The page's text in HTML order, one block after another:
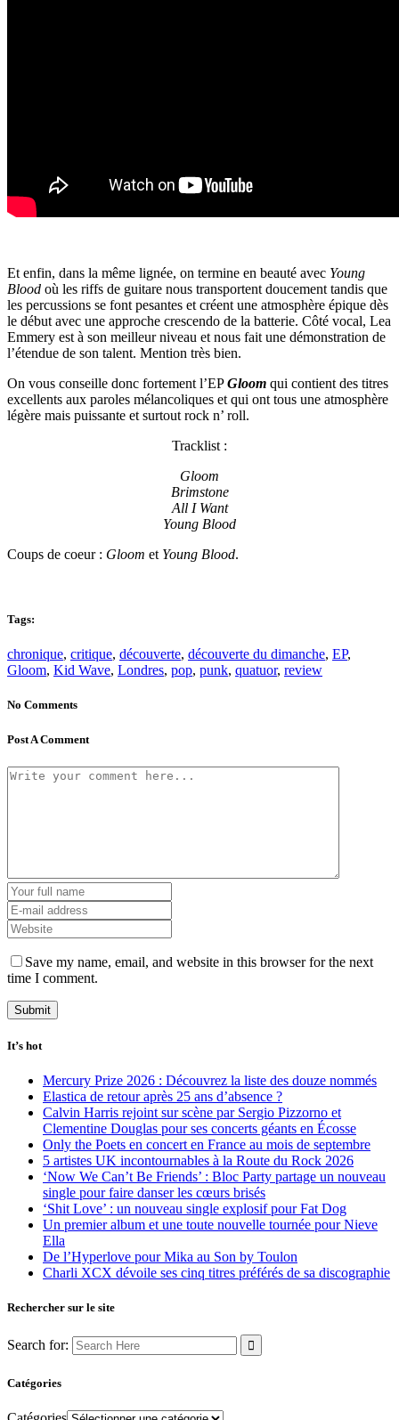
Et enfin, dans la même lignée, on termine en beauté avec Young
Blood où les riffs de guitare nous transportent doucement tandis que
les percussions se font pesantes et créent une atmosphère épique dès
le début avec une approche crescendo de la batterie. Côté vocal, Lea
Emmery est à son meilleur niveau et nous fait une démonstration de
l’étendue de son talent. Mention très bien.
On vous conseille donc fortement l’EPGloom qui contient des titres
excellents aux paroles mélancoliques et qui ont tous une atmosphère
légère mais puissante et surtout rock n’ roll.
Tracklist :
Gloom
Brimstone
All I Want
Young Blood
Coups de coeur : Gloom et Young Blood.
Tags:
chronique, critique, découverte, découverte du dimanche, EP,
Gloom, Kid Wave, Londres, pop, punk, quatuor, review
No Comments
Post A Comment
Save my name, email, and website in this browser for the next
time I comment.
It’s hot
Mercury Prize 2026 : Découvrez la liste des douze nommés
Elastica de retour après 25 ans d’absence ?
Calvin Harris rejoint sur scène par Sergio Pizzorno et
Clementine Douglas pour ses concerts géants en Écosse
Only the Poets en concert en France au mois de septembre
5 artistes UK incontournables à la Route du Rock 2026
‘Now We Can’t Be Friends’ : Bloc Party partage un nouveau
single pour faire danser les cœurs brisés
‘Shit Love’ : un nouveau single explosif pour Fat Dog
Un premier album et une toute nouvelle tournée pour Nieve
Ella
De l’Hyperlove pour Mika au Son by Toulon
Charli XCX dévoile ses cinq titres préférés de sa discographie
Rechercher sur le site
Search for:
Catégories